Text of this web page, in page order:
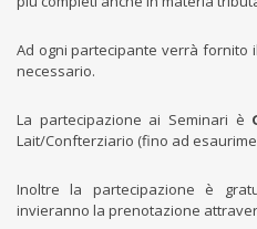
Ad ogni partecipante verrà
necessario.
La partecipazione ai Seminari è
Lait/Confterziario (fino ad
Inoltre la partecipazione è
invieranno la prenotazione